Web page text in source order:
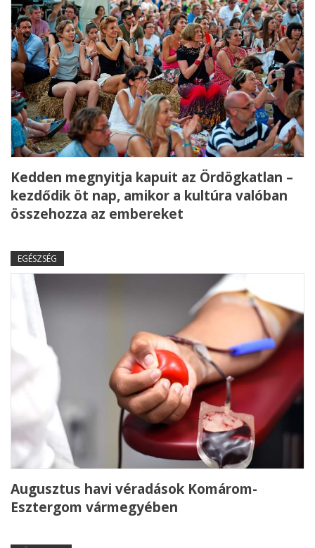
Kedden megnyitja kapuit az Ördögkatlan –
kezdődik öt nap, amikor a kultúra valóban
összehozza az embereket
EGÉSZSÉG
Augusztus havi véradások Komárom-
Esztergom vármegyében